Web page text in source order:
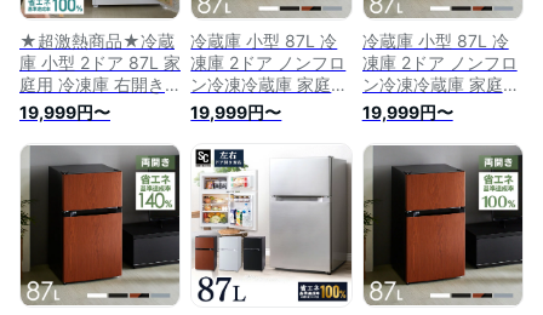
★超激熱商品★冷蔵
庫 小型 2ドア 87L 家
庭用 冷凍庫 右開き
冷凍冷蔵庫 コンパク
ト 直冷式 冷凍 ミニ
冷蔵庫 新生活 食糧
保存 おしゃれ 電子
レンジ設置OK シン
プル ホワイト ブラ
ック シルバー ダー
クウッド 白 黒 木目
ひとり暮らし ノンフ
ロン PRC-B092D
19,999円〜
冷蔵庫 小型 87L 冷
凍庫 2ドア ノンフロ
ン冷凍冷蔵庫 家庭用
サブ冷蔵庫 サブ冷凍
庫 2台目 冷蔵庫 小型
コンパクト パーソナ
ル 右開き シンプル
省エネ おしゃれ 新
生活 一人暮らし
PRC-B092D
19,999円〜
冷蔵庫 小型 87L 冷
凍庫 2ドア ノンフロ
ン冷凍冷蔵庫 家庭用
2台目 冷蔵庫 小型 コ
ンパクト パーソナル
右開き 左開き シン
プル 省エネ 両開き
おしゃれ 新生活 一
人暮らし PRC-
B092D
19,999円〜